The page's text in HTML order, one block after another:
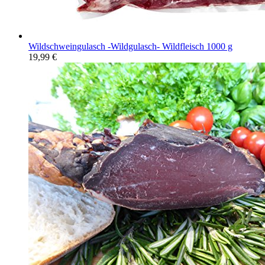
Wildschweingulasch -Wildgulasch- Wildfleisch 1000 g
19,99 €